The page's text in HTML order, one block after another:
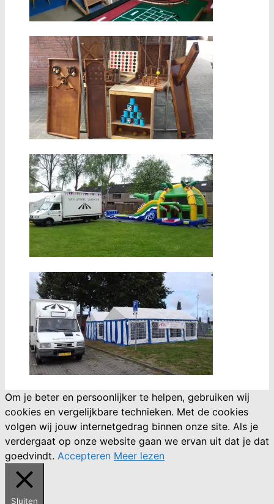
Om je beter en persoonlijker te helpen, gebruiken wij
cookies en vergelijkbare technieken. Met de cookies
volgen wij jouw internetgedrag binnen onze site. Als je
verdergaat op onze website gaan we ervan uit dat je dat
goedvindt. Accepteren Meer lezen
Sluiten